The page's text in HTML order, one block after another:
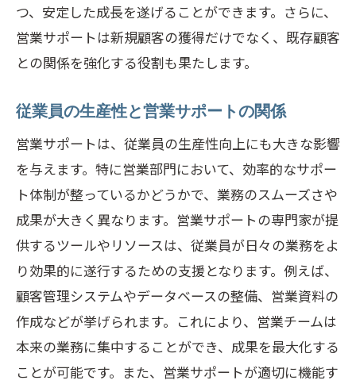
つ、安定した成長を遂げることができます。さらに、
営業サポートは新規顧客の獲得だけでなく、既存顧客
との関係を強化する役割も果たします。
従業員の生産性と営業サポートの関係
営業サポートは、従業員の生産性向上にも大きな影響
を与えます。特に営業部門において、効率的なサポー
ト体制が整っているかどうかで、業務のスムーズさや
成果が大きく異なります。営業サポートの専門家が提
供するツールやリソースは、従業員が日々の業務をよ
り効果的に遂行するための支援となります。例えば、
顧客管理システムやデータベースの整備、営業資料の
作成などが挙げられます。これにより、営業チームは
本来の業務に集中することができ、成果を最大化する
ことが可能です。また、営業サポートが適切に機能す